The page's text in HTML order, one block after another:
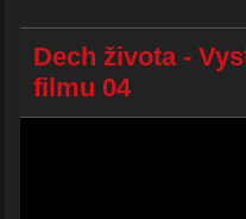
Dech života -
filmu 04